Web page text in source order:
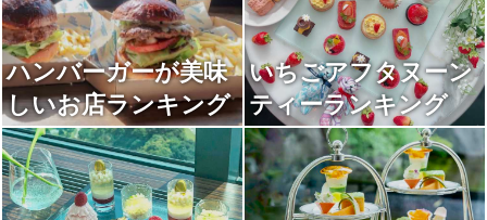
ハンバーガーが美味
しいお店ランキング
いちごアフタヌーン
ティーランキング